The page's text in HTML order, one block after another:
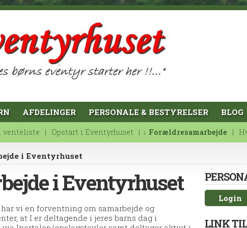
AFDELINGER PERSONALE & BESTYRELSER BLOG
venteliste Opstart i Eventyrhuset Forældresamarbejde
i Eventyrhuset
i Eventyrhuset
vi en forventning om samarbejde og
at I er deltagende i jeres barns dag i
Login
LINK